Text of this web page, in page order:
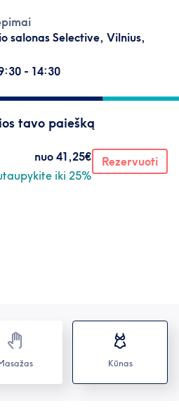
salonas Selective, Vilnius,
- 14:30
tavo paiešką
nuo 41,25€
iki 25%
Rezervuoti
Kūnas